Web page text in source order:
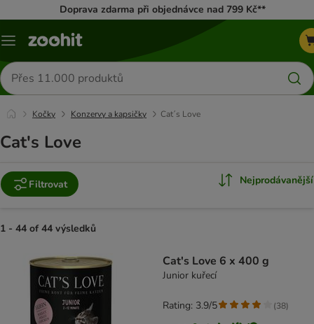
Doprava zdarma při objednávce nad 799 Kč**
Menu
Hledat
produkty
Kočky Konzervy a kapsičky Cat´s Love
Cat's Love
Filtrovat Nejprodávanější
1 - 44 of 44 výsledků
Cat's Love 6 x 400 g
Junior kuřecí
Rating: 3.9/5 (38)